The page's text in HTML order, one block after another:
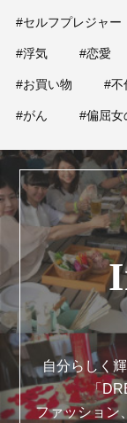
#セルフプレジャー
#浮気 #恋愛
#お買い物 #不
#がん #偏屈女
自分らしく
「
ファッション